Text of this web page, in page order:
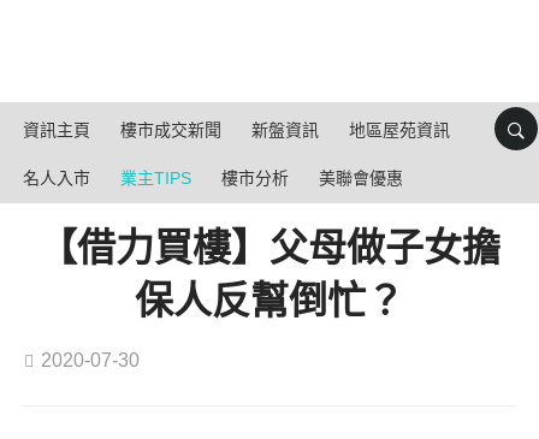
資訊主頁 樓市成交新聞 新盤資訊 地區屋苑資訊
名人入市 業主TIPS 樓市分析 美聯會優惠
【借力買樓】父母做子女擔
保人反幫倒忙？
2020-07-30